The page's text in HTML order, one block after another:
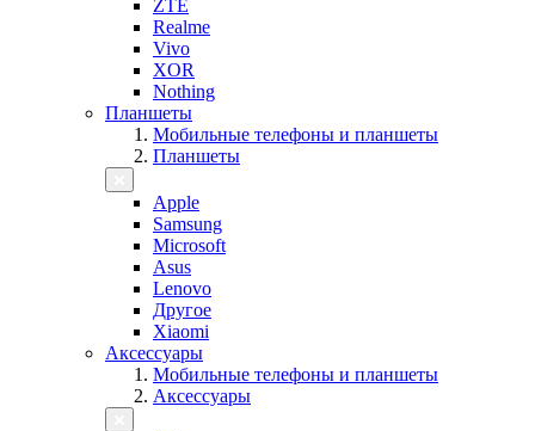
ZTE
Realme
Vivo
XOR
Nothing
Планшеты
Мобильные телефоны и планшеты
Планшеты
Apple
Samsung
Microsoft
Asus
Lenovo
Другое
Xiaomi
Аксессуары
Мобильные телефоны и планшеты
Аксессуары